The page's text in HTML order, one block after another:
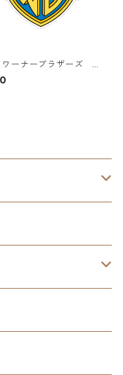
ーナーブラザーズ W
Bros. "California Ma
アメリカンス